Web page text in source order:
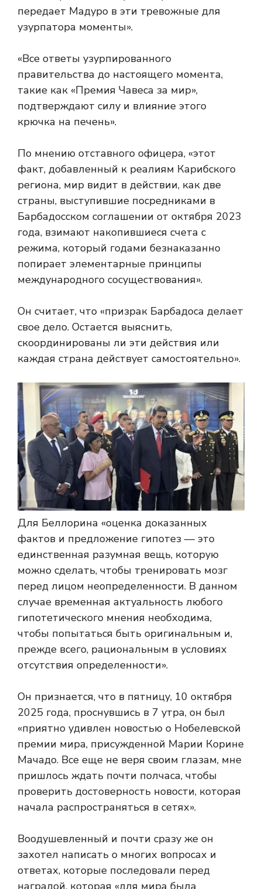
передает Мадуро в эти тревожные для
узурпатора моменты».
«Все ответы узурпированного
правительства до настоящего момента,
такие как «Премия Чавеса за мир»,
подтверждают силу и влияние этого
крючка на печень».
По мнению отставного офицера, «этот
факт, добавленный к реалиям Карибского
региона, мир видит в действии, как две
страны, выступившие посредниками в
Барбадосском соглашении от октября 2023
года, взимают накопившиеся счета с
режима, который годами безнаказанно
попирает элементарные принципы
международного сосуществования».
Он считает, что «призрак Барбадоса делает
свое дело. Остается выяснить,
скоординированы ли эти действия или
каждая страна действует самостоятельно».
Для Беллорина «оценка доказанных
фактов и предложение гипотез — это
единственная разумная вещь, которую
можно сделать, чтобы тренировать мозг
перед лицом неопределенности. В данном
случае временная актуальность любого
гипотетического мнения необходима,
чтобы попытаться быть оригинальным и,
прежде всего, рациональным в условиях
отсутствия определенности».
Он признается, что в пятницу, 10 октября
2025 года, проснувшись в 7 утра, он был
«приятно удивлен новостью о Нобелевской
премии мира, присужденной Марии Корине
Мачадо. Все еще не веря своим глазам, мне
пришлось ждать почти полчаса, чтобы
проверить достоверность новости, которая
начала распространяться в сетях».
Воодушевленный и почти сразу же он
захотел написать о многих вопросах и
ответах, которые последовали перед
наградой, которая «для мира была